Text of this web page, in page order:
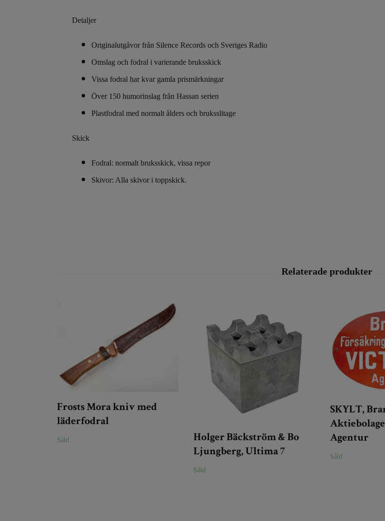
Detaljer
Originalutgåvor från Silence Records och Sveriges Radio
Omslag och fodral i varierande bruksskick
Vissa fodral har kvar gamla prismärkningar
Över 150 humorinslag från Hassan serien
Plastfodral med normalt ålders och bruksslitage
Skick
Fodral: normalt bruksskick, vissa repor
Skivor: Alla skivor i toppskick.
Frosts Mora kniv med
läderfodral
Såld
Holger Bäckström & Bo
Ljungberg, Ultima 7
Såld
SKYLT,
Agentur
Såld